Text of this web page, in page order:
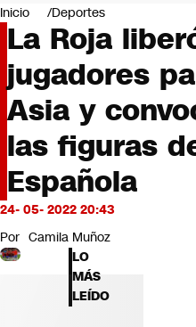
Negocios
Deportes
Programas completos
Cultura
Servicios
Bits
CNN tiempo
Futuro 360
Opinión
Inicio Deportes
La Roja
jugadores
Asia y
las figuras
Española
24- 05- 2022 20:43
Por Camila Muñoz
LO
MÁS
LEÍDO